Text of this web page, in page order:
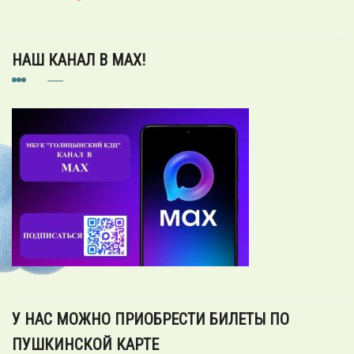
НАШ КАНАЛ В MAX!
У НАС МОЖНО ПРИОБРЕСТИ БИЛЕТЫ ПО
ПУШКИНСКОЙ КАРТЕ